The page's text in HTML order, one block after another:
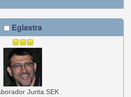
Eglastra
Junta SEK